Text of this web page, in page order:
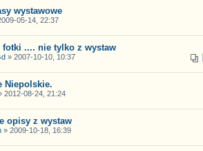
wystawowe
05-14, 22:37
fotki .... nie tylko z wystaw
» 2007-10-10, 10:37
Niepolskie.
2012-08-24, 21:24
opisy z wystaw
» 2009-10-18, 16:39